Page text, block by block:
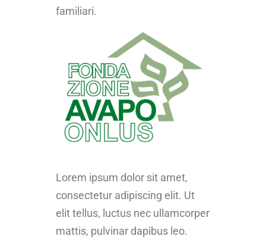
familiari.
Lorem ipsum dolor sit amet,
consectetur adipiscing elit. Ut
elit tellus, luctus nec ullamcorper
mattis, pulvinar dapibus leo.